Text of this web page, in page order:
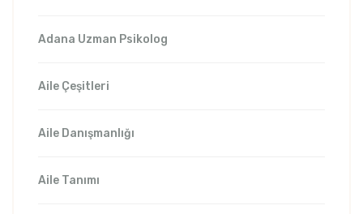
Adana Uzman Psikolog
Aile Çeşitleri
Aile Danışmanlığı
Aile Tanımı